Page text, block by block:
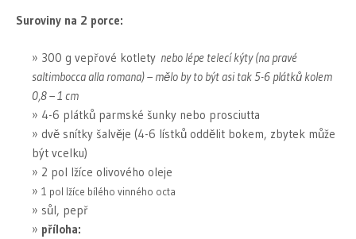
Suroviny na 2 porce:
300 g vepřové kotlety nebo lépe telecí kýty (na pravé
saltimbocca alla romana) – mělo by to být asi tak 5-6 plátků kolem
0,8 – 1 cm
4-6 plátků parmské šunky nebo prosciutta
dvě snítky šalvěje (4-6 lístků oddělit bokem, zbytek může
být vcelku)
2 pol lžíce olivového oleje
1 pol lžíce bílého vinného octa
sůl, pepř
příloha: